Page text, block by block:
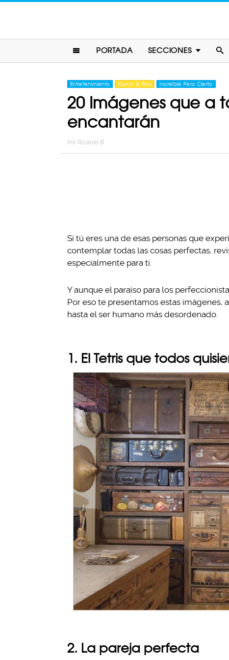
PORTADA SECCIONES
Entretenimiento Humor & Risa Increíble Pero Cierto
20 Imágenes que a
encantarán
Por Ricardo B
Si tú eres una de esas personas que
contemplar todas las cosas perfectas,
especialmente para ti.
Y aunque el paraíso para los
Por eso te presentamos estas imágenes,
hasta el ser humano más desordenado.
1. El Tetris que todos
2. La pareja perfecta